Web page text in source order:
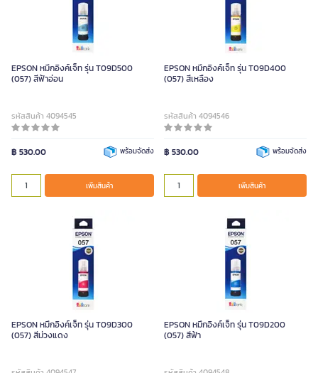
EPSON หมึกอิงค์เจ็ท รุ่น T09D500
(057) สีฟ้าอ่อน
รหัสสินค้า 4094545
฿ 530.00 พร้อมจัดส่ง
เพิ่มสินค้า
EPSON หมึกอิงค์เจ็ท รุ่น T09D400
(057) สีเหลือง
รหัสสินค้า 4094546
฿ 530.00 พร้อมจัดส่ง
เพิ่มสินค้า
EPSON หมึกอิงค์เจ็ท รุ่น T09D300
(057) สีม่วงแดง
EPSON หมึกอิงค์เจ็ท รุ่น T09D200
(057) สีฟ้า